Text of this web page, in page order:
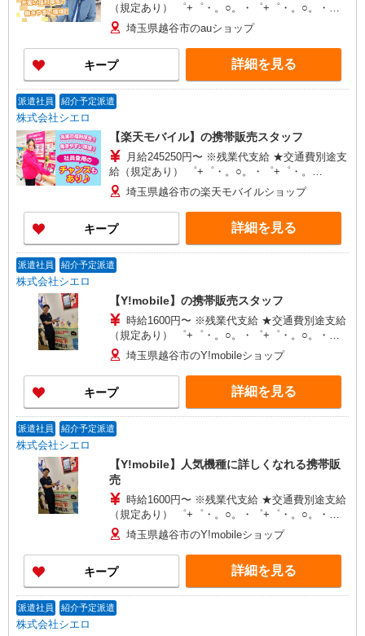
（規定あり） ゜+゜・。○。・゜+゜・。○。・゜
+゜ 入社祝い金10万円支給(規定有) お友達を紹介
頂くと, インセンティブ支給(規定有) ★月2回払
い・週払い可能（規程有）★ ゜・。○。・゜
+゜・。○。・゜+゜
埼玉県越谷市のauショップ
キープ 詳細を見る
派遣社員 紹介予定派遣
株式会社シエロ
【楽天モバイル】の携帯販売スタッフ
月給245250円〜 ※残業代支給 ★交通費別途支
給（規定あり） ゜+゜・。○。・゜+゜・。
○。・゜+゜ 入社祝い金10万円支給(規定有) お友達
を紹介頂くと, インセンティブ支給(規定有) ゜・。
○。・゜+゜・。○。・゜+゜
埼玉県越谷市の楽天モバイルショップ
キープ 詳細を見る
派遣社員 紹介予定派遣
株式会社シエロ
【Y!mobile】の携帯販売スタッフ
時給1600円〜 ※残業代支給 ★交通費別途支給
（規定あり） ゜+゜・。○。・゜+゜・。○。・゜
+゜ 入社祝い金10万円支給(規定有) お友達を紹介
頂くと, インセンティブ支給(規定有) ★月2回払
い・週払い可能（規程有）★ ゜・。○。・゜
+゜・。○。・゜+゜
埼玉県越谷市のY!mobileショップ
キープ 詳細を見る
派遣社員 紹介予定派遣
株式会社シエロ
【Y!mobile】人気機種に詳しくなれる携帯販
売
時給1600円〜 ※残業代支給 ★交通費別途支給
（規定あり） ゜+゜・。○。・゜+゜・。○。・゜
+゜ 入社祝い金10万円支給(規定有) お友達を紹介
頂くと, インセンティブ支給(規定有) ★月2回払
い・週払い可能（規程有）★ ゜・。○。・゜
+゜・。○。・゜+゜
埼玉県越谷市のY!mobileショップ
キープ 詳細を見る
派遣社員 紹介予定派遣
株式会社シエロ